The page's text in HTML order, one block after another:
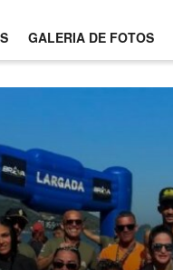
GALERIA DE FOTOS